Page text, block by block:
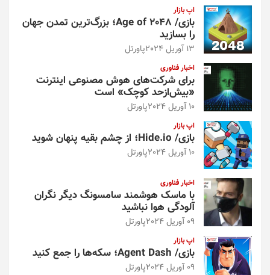
اپ بازار
بازی/ Age of 2048؛ بزرگ‌ترین تمدن جهان
را بسازید
13 آوریل 2024 پاورتل
اخبار فناوری
برای شرکت‌های هوش مصنوعی اینترنت
«بیش‌از‌حد کوچک» است
10 آوریل 2024 پاورتل
اپ بازار
بازی/ Hide.io؛ از چشم بقیه پنهان شوید
10 آوریل 2024 پاورتل
اخبار فناوری
با ماسک هوشمند سامسونگ دیگر نگران
آلودگی هوا نباشید
09 آوریل 2024 پاورتل
اپ بازار
بازی/ Agent Dash؛ سکه‌ها را جمع کنید
09 آوریل 2024 پاورتل